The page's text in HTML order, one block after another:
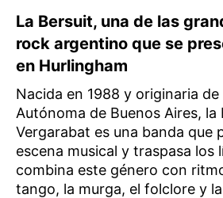
La Bersuit, una de las
rock argentino que se
en Hurlingham
Nacida en 1988 y originaria
Autónoma de Buenos Aires, la
Vergarabat es una banda que
escena musical y traspasa los
combina este género con
tango, la murga, el folclore y